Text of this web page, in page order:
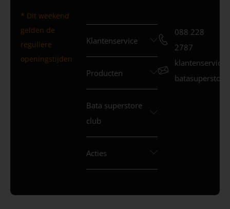
* Dit weekend
gelden de
reguliere
openingstijden
Klantenservice
Producten
Bata superstore
club
Acties
088 228
2787